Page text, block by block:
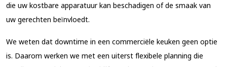
die uw kostbare apparatuur kan beschadigen of de smaak van
uw gerechten beïnvloedt.
We weten dat downtime in een commerciële keuken geen optie
is. Daarom werken we met een uiterst flexibele planning die